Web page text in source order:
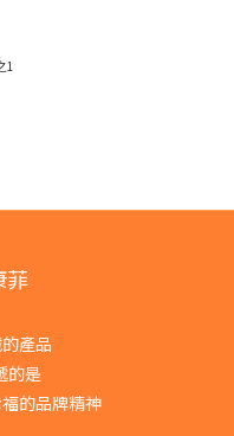
1
菲
產品
的是
的品牌精神